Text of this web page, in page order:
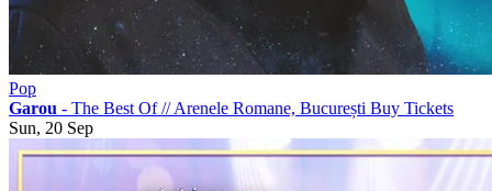
Pop
Garou - The Best Of//Arenele Romane, București Buy Tickets
Sun, 20 Sep